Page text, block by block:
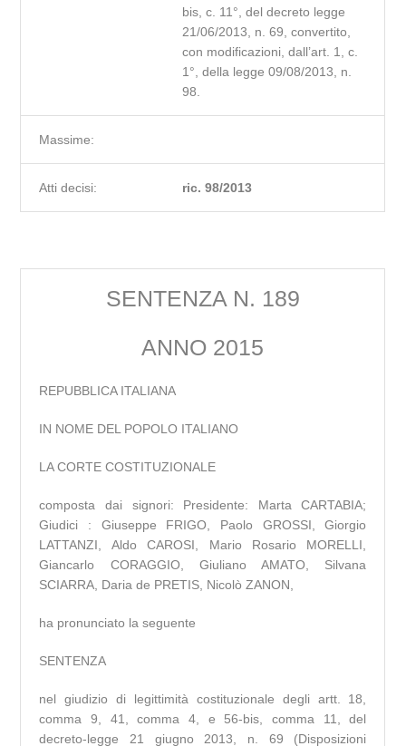
bis, c. 11°, del decreto legge
21/06/2013, n. 69, convertito,
con modificazioni, dall’art. 1, c.
1°, della legge 09/08/2013, n.
98.
Massime:
Atti decisi: ric. 98/2013
SENTENZA N. 189
ANNO 2015
REPUBBLICA ITALIANA
IN NOME DEL POPOLO ITALIANO
LA CORTE COSTITUZIONALE
composta dai signori: Presidente: Marta CARTABIA;
Giudici : Giuseppe FRIGO, Paolo GROSSI, Giorgio
LATTANZI, Aldo CAROSI, Mario Rosario MORELLI,
Giancarlo CORAGGIO, Giuliano AMATO, Silvana
SCIARRA, Daria de PRETIS, Nicolò ZANON,
ha pronunciato la seguente
SENTENZA
nel giudizio di legittimità costituzionale degli artt. 18,
comma 9, 41, comma 4, e 56-bis, comma 11, del
decreto-legge 21 giugno 2013, n. 69 (Disposizioni